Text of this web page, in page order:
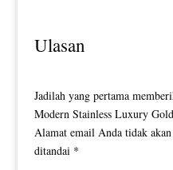
Ulasan
Jadilah yang pertama
Modern Stainless Luxury
Alamat email Anda tidak
ditandai *